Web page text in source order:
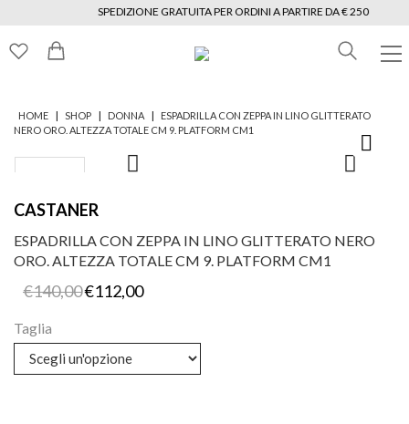
SPEDIZIONE GRATUITA PER ORDINI A PARTIRE DA € 250
HOME | SHOP | DONNA |
ESPADRILLA CON ZEPPA IN LINO GLITTERATO
NERO ORO. ALTEZZA TOTALE CM 9. PLATFORM CM1
CASTANER
ESPADRILLA CON ZEPPA IN LINO GLITTERATO NERO
ORO. ALTEZZA TOTALE CM 9. PLATFORM CM1
€140,00 Il
prezzo
€140,00.
€112,00Il
prezzo
€112,00.
Taglia